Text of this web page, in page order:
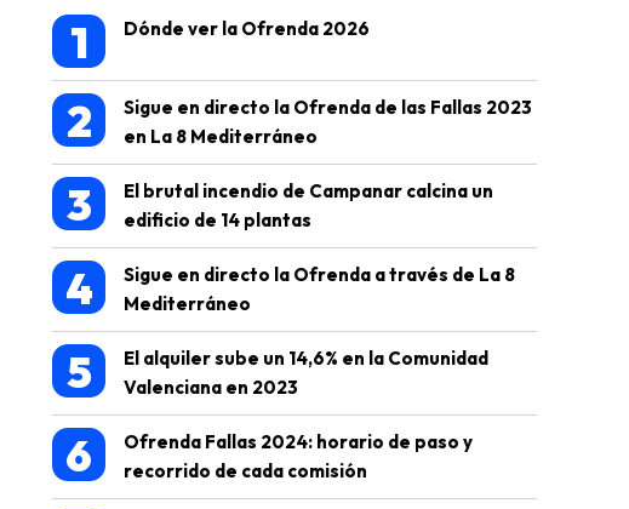
1 Dónde ver la Ofrenda 2026
2
Sigue en directo la Ofrenda de las Fallas 2023
en La 8 Mediterráneo
3
El brutal incendio de Campanar calcina un
edificio de 14 plantas
4
Sigue en directo la Ofrenda a través de La 8
Mediterráneo
5
El alquiler sube un 14,6% en la Comunidad
Valenciana en 2023
6
Ofrenda Fallas 2024: horario de paso y
recorrido de cada comisión